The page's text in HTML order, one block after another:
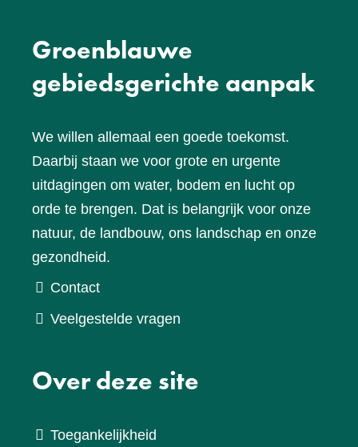
Groenblauwe
gebiedsgerichte aanpak
We willen allemaal een goede toekomst.
Daarbij staan we voor grote en urgente
uitdagingen om water, bodem en lucht op
orde te brengen. Dat is belangrijk voor onze
natuur, de landbouw, ons landschap en onze
gezondheid.
Contact
Veelgestelde vragen
Over deze site
Toegankelijkheid